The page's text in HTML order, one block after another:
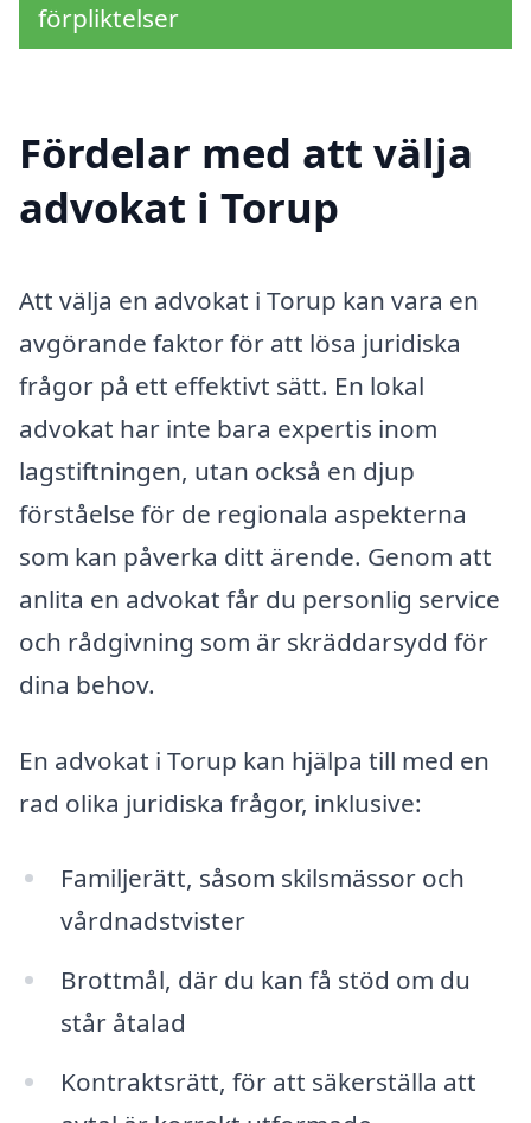
förpliktelser
Fördelar med att välja
advokat i Torup
Att välja en advokat i Torup kan vara en
avgörande faktor för att lösa juridiska
frågor på ett effektivt sätt. En lokal
advokat har inte bara expertis inom
lagstiftningen, utan också en djup
förståelse för de regionala aspekterna
som kan påverka ditt ärende. Genom att
anlita en advokat får du personlig service
och rådgivning som är skräddarsydd för
dina behov.
En advokat i Torup kan hjälpa till med en
rad olika juridiska frågor, inklusive:
Familjerätt, såsom skilsmässor och
vårdnadstvister
Brottmål, där du kan få stöd om du
står åtalad
Kontraktsrätt, för att säkerställa att